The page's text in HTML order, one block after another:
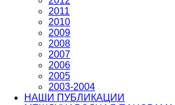
2011
2010
2009
2008
2007
2006
2005
2003-2004
НАШИ ПУБЛИКАЦИИ